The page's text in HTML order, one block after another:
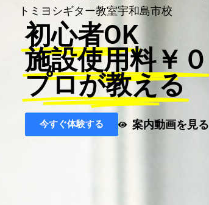
トミヨシギター教室宇和島市校
初心者OK
施設使用料￥０
プロが教える
今すぐ体験する 案内動画を見る